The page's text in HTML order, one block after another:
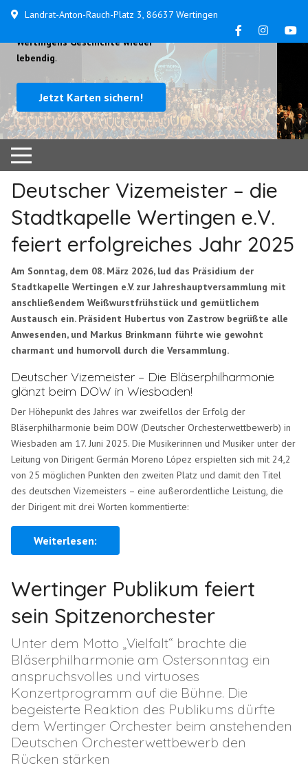
Landrat-Anton-Rauch-Platz 3, 86637 Wertingen
Wertingens Geschichte wieder
lebendig.
Jetzt Karten sichern!
Deutscher Vizemeister – die
Stadtkapelle Wertingen e.V.
feiert erfolgreiches Jahr 2025
Am Sonntag, dem 08. März 2026, lud das Präsidium der
Stadtkapelle Wertingen e.V. zur Jahreshauptversammlung mit
anschließendem Weißwurstfrühstück und gemütlichem
Austausch ein. Präsident Hubertus von Zastrow begrüßte alle
Anwesenden, und Markus Brinkmann führte wie gewohnt
charmant und humorvoll durch die Versammlung.
Deutscher Vizemeister – Die Bläserphilharmonie
glänzt beim DOW in Wiesbaden!
Der Höhepunkt des Jahres war zweifellos der Erfolg der
Bläserphilharmonie beim DOW (Deutscher Orchesterwettbewerb) in
Wiesbaden am 17. Juni 2025. Die Musikerinnen und Musiker unter der
Leitung von Dirigent Germán Moreno López erspielten sich mit 24,2
von 25 möglichen Punkten den zweiten Platz und damit den Titel
des deutschen Vizemeisters – eine außerordentliche Leistung, die
der Dirigent mit drei Worten kommentierte:
Weiterlesen:
Wertinger Publikum feiert
sein Spitzenorchester
Unter dem Motto „Vielfalt“ brachte die
Bläserphilharmonie am Ostersonntag ein
anspruchsvolles und virtuoses
Konzertprogramm auf die Bühne. Die
begeisterte Reaktion des Publikums dürfte
dem Wertinger Orchester beim anstehenden
Deutschen Orchesterwettbewerb den
Rücken stärken